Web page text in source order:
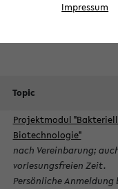
Topic
Projektmodul
Biotechnologie"
nach Vereinbarung;
vorlesungsfreien Zeit.
Persönliche Anmeldung
Impressum